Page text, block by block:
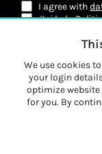
I agree with
J’ai lu la
J’ai lu la
marketing*
Submit
We use cookies
your login
optimize
for you. By